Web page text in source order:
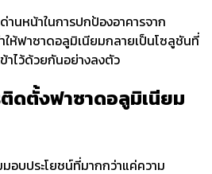
นหน้าในการปกป้องอาคารจาก
ห้ฟาซาดอลูมิเนียมกลายเป็นโซลูชันที่
าไว้ด้วยกันอย่างลงตัว
ติดตั้งฟาซาดอลูมิเนียม
บประโยชน์ที่มากกว่าแค่ความ